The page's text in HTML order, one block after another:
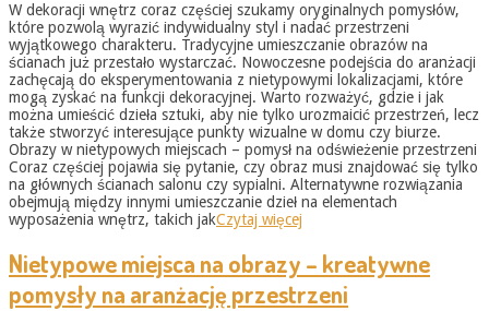
31
W dekoracji wnętrz coraz częściej szukamy oryginalnych pomysłów,
które pozwolą wyrazić indywidualny styl i nadać przestrzeni
wyjątkowego charakteru. Tradycyjne umieszczanie obrazów na
ścianach już przestało wystarczać. Nowoczesne podejścia do aranżacji
zachęcają do eksperymentowania z nietypowymi lokalizacjami, które
mogą zyskać na funkcji dekoracyjnej. Warto rozważyć, gdzie i jak
można umieścić dzieła sztuki, aby nie tylko urozmaicić przestrzeń, lecz
także stworzyć interesujące punkty wizualne w domu czy biurze.
Obrazy w nietypowych miejscach – pomysł na odświeżenie przestrzeni
Coraz częściej pojawia się pytanie, czy obraz musi znajdować się tylko
na głównych ścianach salonu czy sypialni. Alternatywne rozwiązania
obejmują między innymi umieszczanie dzieł na elementach
wyposażenia wnętrz, takich jakCzytaj więcej
Nietypowe miejsca na obrazy – kreatywne
pomysły na aranżację przestrzeni